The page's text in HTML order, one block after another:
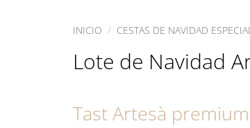
INICIO / CESTAS DE NAVIDAD
Lote de Navidad
Tast Artesà